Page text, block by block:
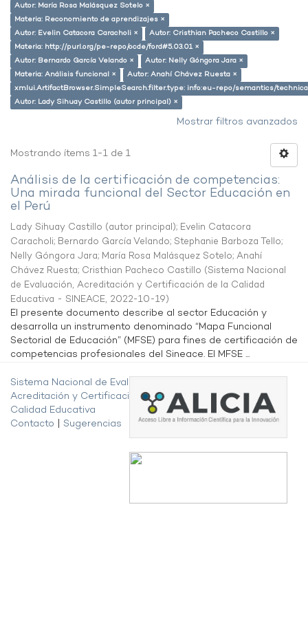
Autor: María Rosa Malásquez Sotelo ×
Materia: Reconomiento de aprendizajes ×
Autor: Evelin Catacora Caracholi ×
Autor: Cristhian Pacheco Castillo ×
Materia: http://purl.org/pe-repo/ocde/ford#5.03.01 ×
Autor: Bernardo García Velando ×
Autor: Nelly Góngora Jara ×
Materia: Análisis funcional ×
Autor: Anahí Chávez Ruesta ×
xmlui.ArtifactBrowser.SimpleSearch.filter.type: info:eu-repo/semantics/
Autor: Lady Sihuay Castillo (autor principal) ×
Mostrar filtros avanzados
Mostrando ítems 1-1 de 1
Análisis de la certificación de competencias:
Una mirada funcional del Sector Educación en
el Perú
Lady Sihuay Castillo (autor principal); Evelin Catacora
Caracholi; Bernardo García Velando; Stephanie Barboza Tello;
Nelly Góngora Jara; María Rosa Malásquez Sotelo; Anahí
Chávez Ruesta; Cristhian Pacheco Castillo (Sistema Nacional
de Evaluación, Acreditación y Certificación de la Calidad
Educativa - SINEACE, 2022-10-19)
El presente documento describe al sector Educación y
desarrolla un instrumento denominado “Mapa Funcional
Sectorial de Educación” (MFSE) para fines de certificación de
competencias profesionales del Sineace. El MFSE ...
Sistema Nacional de Evaluación,
Acreditación y Certificación de la
Calidad Educativa
Contacto
Sugerencias